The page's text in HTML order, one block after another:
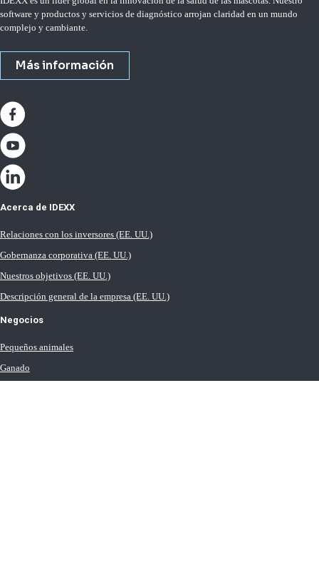
software y productos y servicios de diagnóstico arrojan claridad en un mundo
complejo y cambiante.
Más información
Acerca de IDEXX
Relaciones con los inversores (EE. UU.)
Gobernanza corporativa (EE. UU.)
Nuestros objetivos (EE. UU.)
Descripción general de la empresa (EE. UU.)
Negocios
Pequeños animales
Ganado